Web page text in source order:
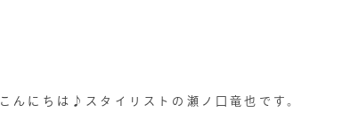
こんにちは♪スタイリストの瀬ノ口竜也です。